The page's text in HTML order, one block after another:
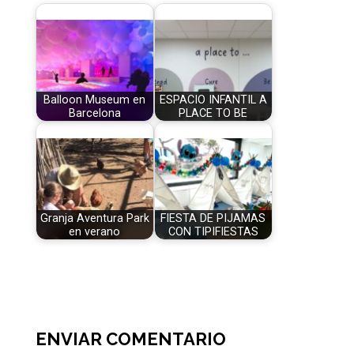
Balloon Museum en
Barcelona
ESPACIO INFANTIL A
PLACE TO BE
Granja Aventura Park
en verano
FIESTA DE PIJAMAS
CON TIPIFIESTAS
ENVIAR COMENTARIO